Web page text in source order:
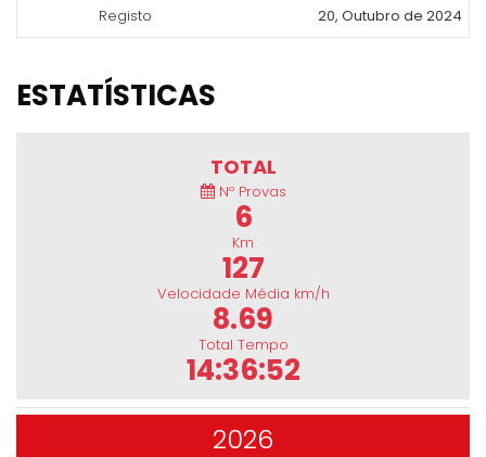
Registo
20, Outubro de 2024
ESTATÍSTICAS
TOTAL
Nº Provas
6
Km
127
Velocidade Média km/h
8.69
Total Tempo
14:36:52
2026